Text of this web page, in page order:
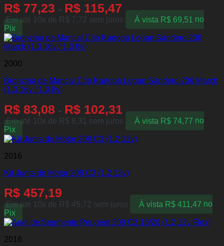
R$ 77,23 - R$ 115,47
Em até 10x de R$ 7,72 sem juros À vista R$69,51 no
Pix
2000
Bronzina de Mancal Clio Kangoo Logan Sandero 206 March
(1.0 16v / 1.0 8v)
R$ 83,08 - R$ 102,31
Em até 10x de R$ 8,31 sem juros À vista R$74,77 no
Pix
2016
Kit Junta do Motor 208 C3 (1.2 12v)
R$ 457,19
Em até 10x de R$ 45,72 sem juros À vista R$411,47 no
Pix
2016